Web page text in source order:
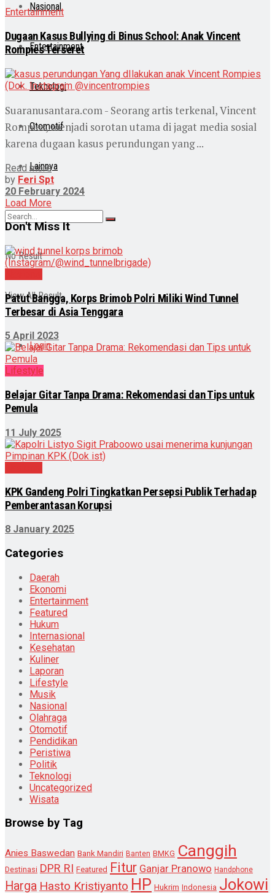
Nasional
Entertainment
Teknologi
Otomotif
Lainnya
No Result
View All Result
Login
Entertainment
Dugaan Kasus Bullying di Binus School: Anak Vincent
Rompies Terseret
Suaranusantara.com - Seorang artis terkenal, Vincent
Rompies, menjadi sorotan utama di jagat media sosial
karena dugaan kasus perundungan yang ...
Read more
by Feri Spt
20 February 2024
Load More
Don't Miss It
Patut Bangga, Korps Brimob Polri Miliki Wind Tunnel
Terbesar di Asia Tenggara
5 April 2023
Lifestyle
Belajar Gitar Tanpa Drama: Rekomendasi dan Tips untuk
Pemula
11 July 2025
KPK Gandeng Polri Tingkatkan Persepsi Publik Terhadap
Pemberantasan Korupsi
8 January 2025
Categories
Daerah
Ekonomi
Entertainment
Featured
Hukum
Internasional
Kesehatan
Kuliner
Laporan
Lifestyle
Musik
Nasional
Olahraga
Otomotif
Pendidikan
Peristiwa
Politik
Teknologi
Uncategorized
Wisata
Browse by Tag
Anies Baswedan Bank Mandiri Banten BMKG Canggih
Destinasi DPR RI Featured Fitur Ganjar Pranowo Handphone
Harga Hasto Kristiyanto HP Hukrim Indonesia Jokowi